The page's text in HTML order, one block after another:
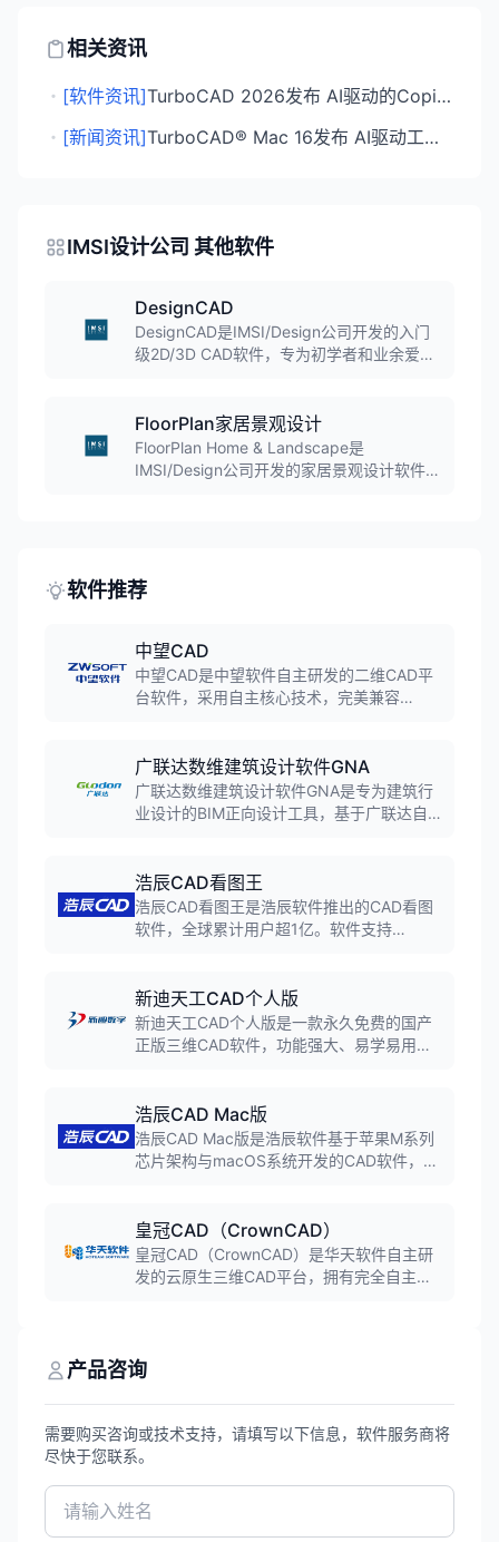
相关资讯
・ [软件资讯]
TurboCAD 2026发布 AI驱动的Copilot Render功能亮相
・ [新闻资讯] TurboCAD® Mac 16发布 AI驱动工具与性能大幅提升
IMSI设计公司 其他软件
DesignCAD
DesignCAD是IMSI/Design公司开发的入门
级2D/3D CAD软件，专为初学者和业余爱好
量设计和简单渲染，是学习CAD的理想起
点。
FloorPlan家居景观设计
FloorPlan Home & Landscape是
IMSI/Design公司开发的家居景观设计软件，
软件推荐
中望CAD
中望CAD是中望软件自主研发的二维CAD平
台软件，采用自主核心技术，完美兼容
口，广泛应用于机械、建筑、电子等工程设
计领域，是国产CAD软件的标杆产品。
广联达数维建筑设计软件GNA
广联达数维建筑设计软件GNA是专为建筑行
业设计的BIM正向设计工具，基于广联达自
意到施工图的全流程数字化设计。
浩辰CAD看图王
浩辰CAD看图王是浩辰软件推出的CAD看图
软件，全球累计用户超1亿。软件支持
电脑手机平板都能看图改图。
新迪天工CAD个人版
新迪天工CAD个人版是一款永久免费的国产
正版三维CAD软件，功能强大、易学易用，
浩辰CAD Mac版
浩辰CAD Mac版是浩辰软件基于苹果M系列
芯片架构与macOS系统开发的CAD软件，实
现原生级跃升，深度适配苹果交互体验。
皇冠CAD（CrownCAD）
皇冠CAD（CrownCAD）是华天软件自主研
发的云原生三维CAD平台，拥有完全自主的
用于航空航天、汽车制造等高端制造领域。
产品咨询
需要购买咨询或技术支持，请填写以下信息，软件服务商将
尽快于您联系。